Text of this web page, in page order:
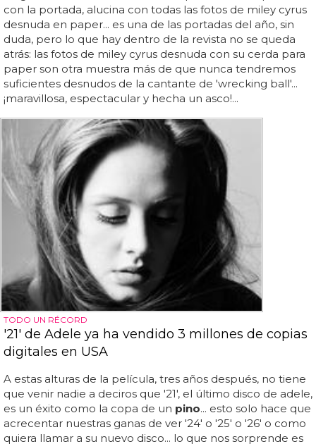
con la portada, alucina con todas las fotos de miley cyrus
desnuda en paper... es una de las portadas del año, sin
duda, pero lo que hay dentro de la revista no se queda
atrás: las fotos de miley cyrus desnuda con su cerda para
paper son otra muestra más de que nunca tendremos
suficientes desnudos de la cantante de 'wrecking ball'...
¡maravillosa, espectacular y hecha un asco!...
TODO UN RÉCORD
'21' de Adele ya ha vendido 3 millones de copias
digitales en USA
A estas alturas de la película, tres años después, no tiene
que venir nadie a deciros que '21', el último disco de adele,
es un éxito como la copa de un pino... esto solo hace que
acrecentar nuestras ganas de ver '24' o '25' o '26' o como
quiera llamar a su nuevo disco... lo que nos sorprende es